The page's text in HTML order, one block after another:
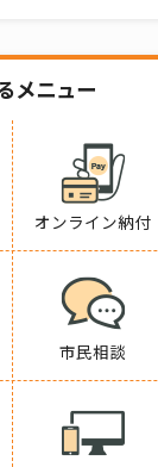
メニュー
オンライン納付
市民相談